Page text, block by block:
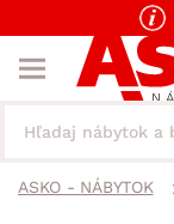
ASKO - NÁBYTOK